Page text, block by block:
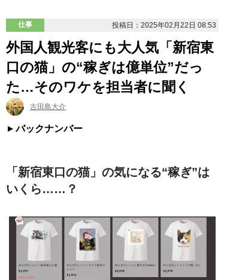
仕事 投稿日：2025年02月22日 08:53
外国人観光客にも大人気「新宿東
口の猫」の“稼ぎは億単位”だっ
た…そのワケを担当者に聞く
古田島大介
バックナンバー
「新宿東口の猫」の気になる“稼ぎ”は
いくら……？